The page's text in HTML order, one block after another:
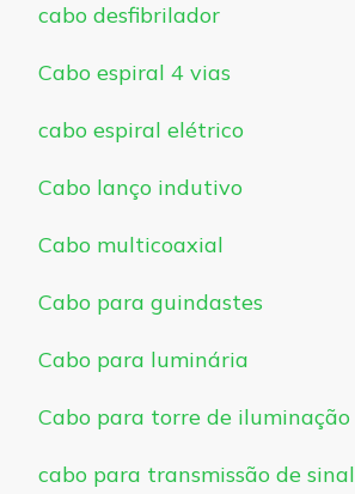
cabo desfibrilador
Cabo espiral 4 vias
cabo espiral elétrico
Cabo lanço indutivo
Cabo multicoaxial
Cabo para guindastes
Cabo para luminária
Cabo para torre de iluminação
cabo para transmissão de sinal